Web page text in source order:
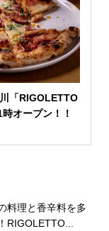
「RIGOLETTO
オープン！！
料理と香辛料を多
RIGOLETTO...